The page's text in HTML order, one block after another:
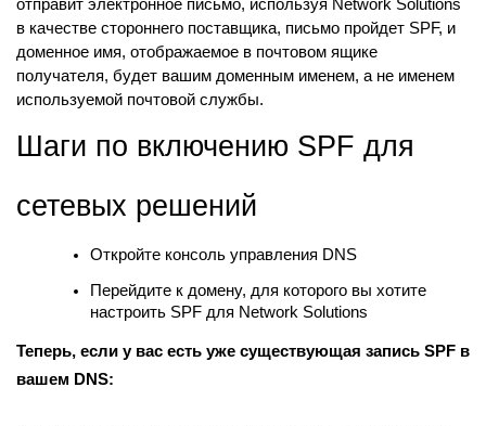
отправит электронное письмо, используя Network Solutions
в качестве стороннего поставщика, письмо пройдет SPF, и
доменное имя, отображаемое в почтовом ящике
получателя, будет вашим доменным именем, а не именем
используемой почтовой службы.
Шаги по включению SPF для
сетевых решений
Откройте консоль управления DNS
Перейдите к домену, для которого вы хотите
настроить SPF для Network Solutions
Теперь, если у вас есть уже существующая запись SPF в
вашем DNS: